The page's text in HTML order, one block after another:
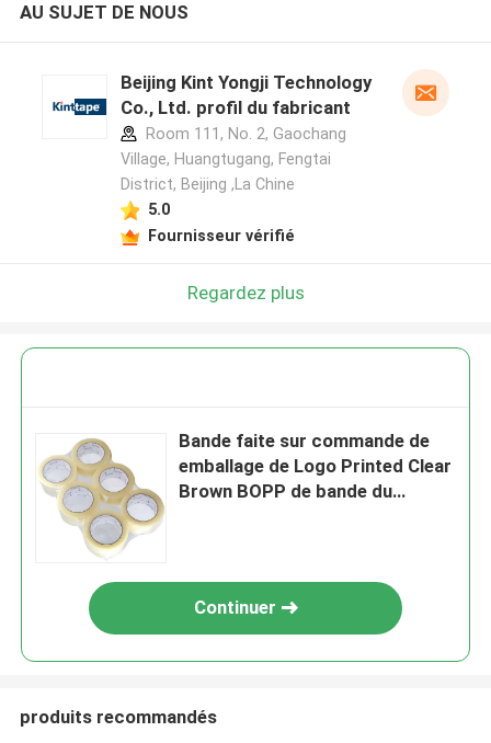
AU SUJET DE NOUS
Beijing Kint Yongji Technology
Co., Ltd. profil du fabricant
Room 111, No. 2, Gaochang
Village, Huangtugang, Fengtai
District, Beijing ,La Chine
5.0
Fournisseur vérifié
Regardez plus
Bande faite sur commande de
emballage de Logo Printed Clear
Brown BOPP de bande du
Continuer
produits recommandés